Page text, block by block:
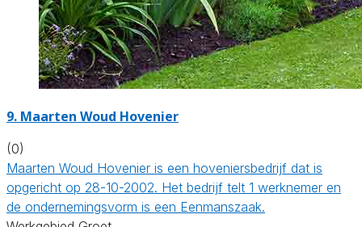
9. Maarten Woud Hovenier
(0)
Maarten Woud Hovenier is een hoveniersbedrijf dat is
opgericht op 28-10-2002. Het bedrijf telt 1 werknemer en
de ondernemingsvorm is een Eenmanszaak.